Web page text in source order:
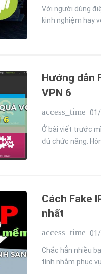
Với người dùng
kinh nghiệm hay
Hướng dẫn
VPN 6
access_time
Ở bài viết trước
đủ chức năng.
Cách Fake
nhất
access_time
Chắc hẳn nhiều
tính nhằm phục